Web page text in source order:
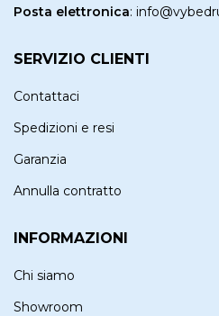
Posta elettronica:
SERVIZIO CLIENTI
Contattaci
Spedizioni e resi
Garanzia
Annulla contratto
INFORMAZIONI
Chi siamo
Showroom